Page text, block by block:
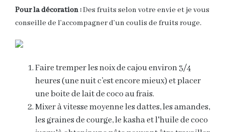
Pour la décoration :Des fruits selon votre envie et je vous
conseille de l’accompagner d’un coulis de fruits rouge.
Faire tremper les noix de cajou environ 3/4
heures (une nuit c’est encore mieux) et placer
une boite de lait de coco au frais.
Mixer à vitesse moyenne les dattes, les amandes,
les graines de courge, le kasha et l'huile de coco